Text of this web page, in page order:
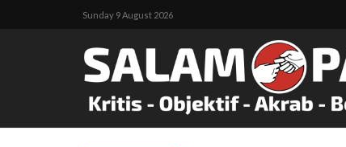
Sunday 9 August 2026